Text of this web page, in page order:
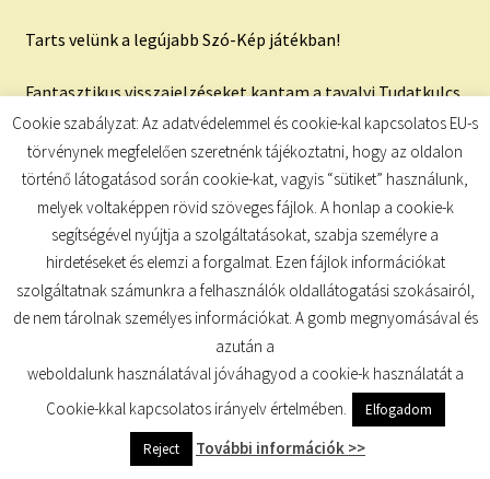
Tarts velünk a legújabb Szó-Kép játékban!
Fantasztikus visszajelzéseket kaptam a tavalyi Tudatkulcs
Szó-Kép játék résztvevőitől! Olyan új nézőpontokkal és
bölcsességekkel egészítitek ki a kártyákat, melyeket
nemcsak nagy öröm olvasni, hanem hihetetlenül
tanulságos is!
Van, akit egy konkrét helyzetben lendített tovább, van,
akinek olyan felismeréseket hozott, melyek végül
segítettek egy problémás helyzetet megoldani és van, aki
az önismeretének mélyítése mellett megerősítéseket is
kapott arra vonatkozóan, hogy merre induljon tovább.
EGYEDÜLÁLLÓ!
Tudomásom szerint jelenleg ez az egyetlen olyan
Cookie szabályzat: Az adatvédelemmel és cookie-kal kapcsolatos EU-s
törvénynek megfelelően szeretnénk tájékoztatni, hogy az oldalon
történő látogatásod során cookie-kat, vagyis “sütiket” használunk,
melyek voltaképpen rövid szöveges fájlok. A honlap a cookie-k
segítségével nyújtja a szolgáltatásokat, szabja személyre a
hirdetéseket és elemzi a forgalmat. Ezen fájlok információkat
szolgáltatnak számunkra a felhasználók oldallátogatási szokásairól,
de nem tárolnak személyes információkat. A gomb megnyomásával és
azután a
weboldalunk használatával jóváhagyod a cookie-k használatát a
Cookie-kkal kapcsolatos irányelv értelmében.
Elfogadom
Reject További információk >>